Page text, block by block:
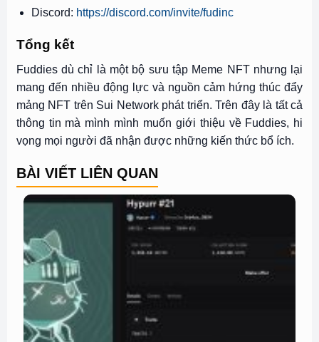
Discord: https://discord.com/invite/fudinc
Tổng kết
Fuddies dù chỉ là một bộ sưu tập Meme NFT nhưng lại
mang đến nhiều động lực và nguồn cảm hứng thúc đẩy
mảng NFT trên Sui Network phát triển. Trên đây là tất cả
thông tin mà mình mình muốn giới thiệu về Fuddies, hi
vọng mọi người đã nhận được những kiến thức bổ ích.
BÀI VIẾT LIÊN QUAN